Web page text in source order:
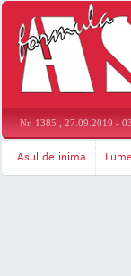
Nr. 1385 , 27.09.2019 -
Asul de inima